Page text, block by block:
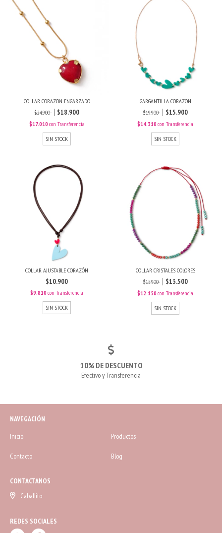
COLLAR CORAZON ENGARZADO
$24.900
$18.900
$17.010con Transferencia
SIN STOCK
GARGANTILLA CORAZON
$19.900
$15.900
$14.310con Transferencia
SIN STOCK
COLLAR AJUSTABLE CORAZÓN
$10.900
$9.810con Transferencia
SIN STOCK
COLLAR CRISTALES COLORES
$15.900
$13.500
$12.150con Transferencia
SIN STOCK
10% DE DESCUENTO
Efectivo y Transferencia
NAVEGACIÓN
Inicio
Productos
Contacto Blog
CONTACTANOS
Caballito
REDES SOCIALES